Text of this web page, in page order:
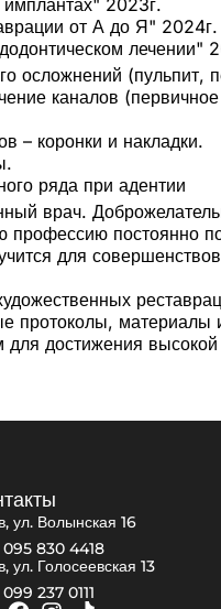
2023г.
от А до Я" 2024г.
лечении"
осложнений (пульпит,
каналов
– коронки и накладки.
ряда при адентии
врач.
постоянно
для
протоколы, материалы
для достижения высокой
ул. Волынская 16
095 830 4418
ул. Голосеевская 13
237 0111